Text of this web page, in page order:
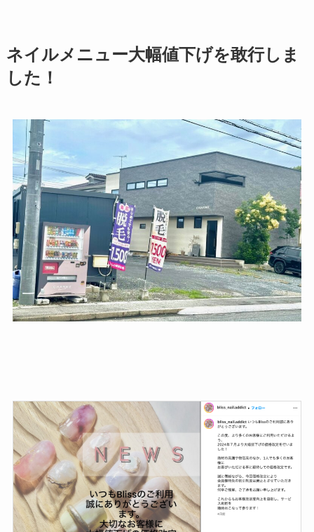
ネイルメニュー大幅値下げを敢行しま
した！